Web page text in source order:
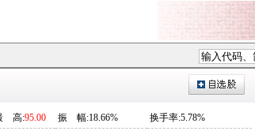
高:95.00 振 幅:18.66%
换手率:5.78%